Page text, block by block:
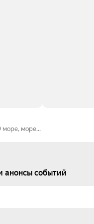
море, море...
анонсы событий